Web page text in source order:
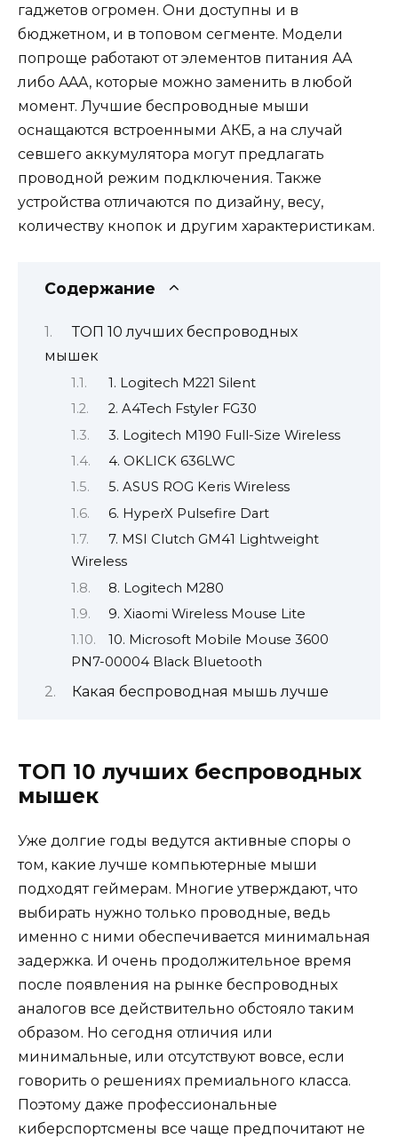
гаджетов огромен. Они доступны и в
бюджетном, и в топовом сегменте. Модели
попроще работают от элементов питания AA
либо AAA, которые можно заменить в любой
момент. Лучшие беспроводные мыши
оснащаются встроенными АКБ, а на случай
севшего аккумулятора могут предлагать
проводной режим подключения. Также
устройства отличаются по дизайну, весу,
количеству кнопок и другим характеристикам.
Содержание
ТОП 10 лучших беспроводных
мышек
1. Logitech M221 Silent
2. A4Tech Fstyler FG30
3. Logitech M190 Full-Size Wireless
4. OKLICK 636LWC
5. ASUS ROG Keris Wireless
6. HyperX Pulsefire Dart
7. MSI Clutch GM41 Lightweight
Wireless
8. Logitech M280
9. Xiaomi Wireless Mouse Lite
10. Microsoft Mobile Mouse 3600
PN7-00004 Black Bluetooth
Какая беспроводная мышь лучше
ТОП 10 лучших беспроводных
мышек
Уже долгие годы ведутся активные споры о
том, какие лучше компьютерные мыши
подходят геймерам. Многие утверждают, что
выбирать нужно только проводные, ведь
именно с ними обеспечивается минимальная
задержка. И очень продолжительное время
после появления на рынке беспроводных
аналогов все действительно обстояло таким
образом. Но сегодня отличия или
минимальные, или отсутствуют вовсе, если
говорить о решениях премиального класса.
Поэтому даже профессиональные
киберспортсмены все чаще предпочитают не